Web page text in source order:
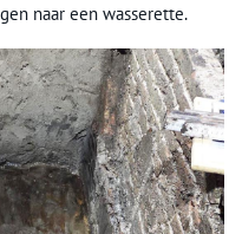
naar een wasserette.